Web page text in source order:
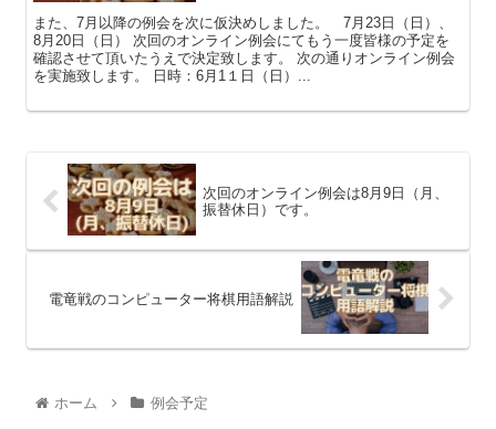
また、7月以降の例会を次に仮決めしました。 7月23日（日）、
8月20日（日） 次回のオンライン例会にてもう一度皆様の予定を
確認させて頂いたうえで決定致します。 次の通りオンライン例会
を実施致します。 日時：6月1１日（日）...
次回のオンライン例会は8月9日（月、
振替休日）です。
電竜戦のコンピューター将棋用語解説
ホーム 例会予定